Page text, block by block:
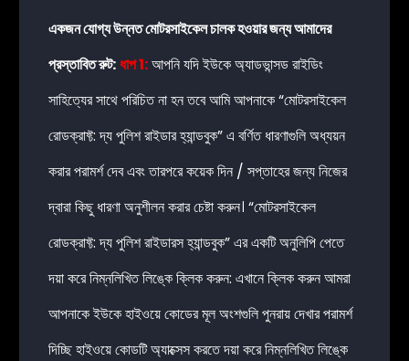
একজন যোগ্য উন্নত মোটরসাইকেল চালক হওয়ার জন্য আমাদের
প্রস্তাবিত রুট: ধাপ 1:আপনি যদি ইউকে অ্যাডভান্সড রাইডিং
সাহিত্যের সাথে পরিচিত না হন তবে আমি আপনাকে “মোটরসাইকেল
রোডক্রাফ্ট: দ্য পুলিশ রাইডার হ্যান্ডবুক” এ বর্ণিত ধারণাগুলি অধ্যয়ন
করার পরামর্শ দেব এবং তারপরে কয়েক দিন / সপ্তাহের জন্য নিজের
দ্বারা কিছু ধারণা অনুশীলন করার চেষ্টা করুন। “মোটরসাইকেল
রোডক্রাফ্ট: দ্য পুলিশ রাইডারস হ্যান্ডবুক” এর একটি অনুলিপি পেতে
দয়া করে নিম্নলিখিত লিঙ্কে ক্লিক করুন: এখানে ক্লিক করুনআমরা
আপনাকে ইউকে হাইওয়ে কোডের মূল অংশগুলি পুনরায় দেখার পরামর্শ
দিচ্ছি হাইওয়ে কোডটি অ্যাক্সেস করতে দয়া করে নিম্নলিখিত লিঙ্কে